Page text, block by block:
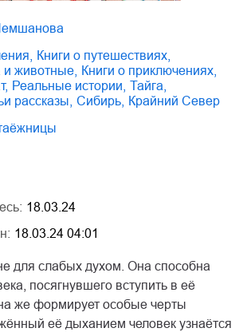
книги о путешествиях
и животные
книги о приключениях
, реальные истории тайга
рассказы
Сибирь
Крайний Север
18.03.24
18.03.24 04:01
для слабых духом. Она способна
посягнувшего вступить в её
же формирует особые черты
её дыханием человек узнаётся